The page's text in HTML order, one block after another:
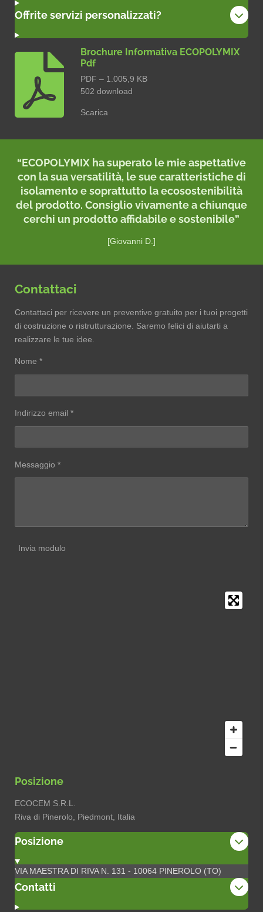
Offrite servizi personalizzati?
Brochure Informativa ECOPOLYMIX
Pdf
PDF – 1.005,9 KB
502 download
Scarica
“ECOPOLYMIX ha superato le mie aspettative
con la sua versatilità, le sue caratteristiche di
isolamento e soprattutto la ecosostenibilità
del prodotto. Consiglio vivamente a chiunque
cerchi un prodotto affidabile e sostenibile”
[Giovanni D.]
Contattaci
Contattaci per ricevere un preventivo gratuito per i tuoi progetti
di costruzione o ristrutturazione. Saremo felici di aiutarti a
realizzare le tue idee.
Nome *
Indirizzo email *
Messaggio *
Invia modulo
Posizione
ECOCEM S.R.L.
Riva di Pinerolo, Piedmont, Italia
Posizione
VIA MAESTRA DI RIVA N. 131 - 10064 PINEROLO (TO)
Contatti